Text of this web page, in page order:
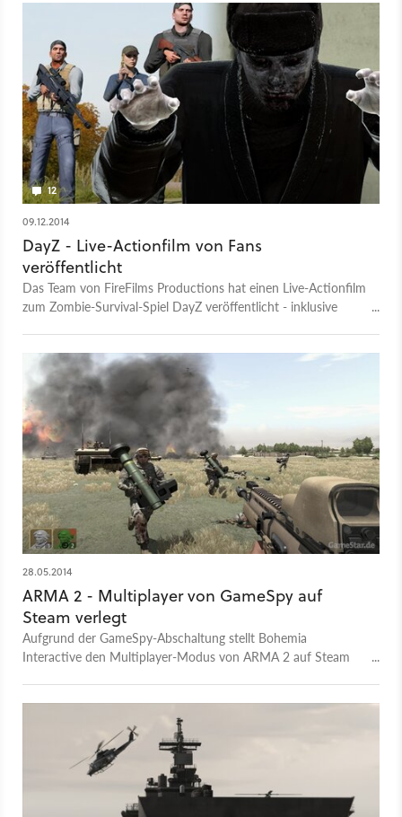
12
09.12.2014
DayZ - Live-Actionfilm von Fans
veröffentlicht
Das Team von FireFilms Productions hat einen Live-Actionfilm
zum Zombie-Survival-Spiel DayZ veröffentlicht - inklusive
28.05.2014
ARMA 2 - Multiplayer von GameSpy auf
Steam verlegt
Aufgrund der GameSpy-Abschaltung stellt Bohemia
Interactive den Multiplayer-Modus von ARMA 2 auf Steam